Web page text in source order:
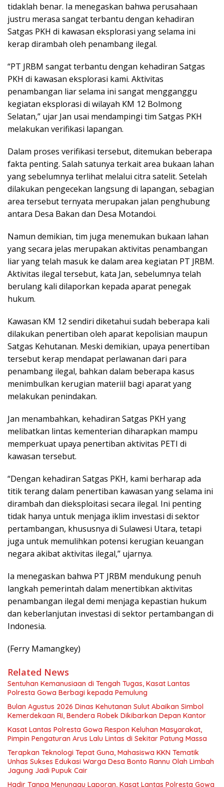
tidaklah benar. Ia menegaskan bahwa perusahaan
justru merasa sangat terbantu dengan kehadiran
Satgas PKH di kawasan eksplorasi yang selama ini
kerap dirambah oleh penambang ilegal.
“PT JRBM sangat terbantu dengan kehadiran Satgas
PKH di kawasan eksplorasi kami. Aktivitas
penambangan liar selama ini sangat mengganggu
kegiatan eksplorasi di wilayah KM 12 Bolmong
Selatan,” ujar Jan usai mendampingi tim Satgas PKH
melakukan verifikasi lapangan.
Dalam proses verifikasi tersebut, ditemukan beberapa
fakta penting. Salah satunya terkait area bukaan lahan
yang sebelumnya terlihat melalui citra satelit. Setelah
dilakukan pengecekan langsung di lapangan, sebagian
area tersebut ternyata merupakan jalan penghubung
antara Desa Bakan dan Desa Motandoi.
Namun demikian, tim juga menemukan bukaan lahan
yang secara jelas merupakan aktivitas penambangan
liar yang telah masuk ke dalam area kegiatan PT JRBM.
Aktivitas ilegal tersebut, kata Jan, sebelumnya telah
berulang kali dilaporkan kepada aparat penegak
hukum.
Kawasan KM 12 sendiri diketahui sudah beberapa kali
dilakukan penertiban oleh aparat kepolisian maupun
Satgas Kehutanan. Meski demikian, upaya penertiban
tersebut kerap mendapat perlawanan dari para
penambang ilegal, bahkan dalam beberapa kasus
menimbulkan kerugian materiil bagi aparat yang
melakukan penindakan.
Jan menambahkan, kehadiran Satgas PKH yang
melibatkan lintas kementerian diharapkan mampu
memperkuat upaya penertiban aktivitas PETI di
kawasan tersebut.
“Dengan kehadiran Satgas PKH, kami berharap ada
titik terang dalam penertiban kawasan yang selama ini
dirambah dan dieksploitasi secara ilegal. Ini penting
tidak hanya untuk menjaga iklim investasi di sektor
pertambangan, khususnya di Sulawesi Utara, tetapi
juga untuk memulihkan potensi kerugian keuangan
negara akibat aktivitas ilegal,” ujarnya.
Ia menegaskan bahwa PT JRBM mendukung penuh
langkah pemerintah dalam menertibkan aktivitas
penambangan ilegal demi menjaga kepastian hukum
dan keberlanjutan investasi di sektor pertambangan di
Indonesia.
(Ferry Mamangkey)
Related News
Sentuhan Kemanusiaan di Tengah Tugas, Kasat Lantas
Polresta Gowa Berbagi kepada Pemulung
Bulan Agustus 2026 Dinas Kehutanan Sulut Abaikan Simbol
Kemerdekaan RI, Bendera Robek Dikibarkan Depan Kantor
Kasat Lantas Polresta Gowa Respon Keluhan Masyarakat,
Pimpin Pengaturan Arus Lalu Lintas di Sekitar Patung Massa
Terapkan Teknologi Tepat Guna, Mahasiswa KKN Tematik
Unhas Sukses Edukasi Warga Desa Bonto Rannu Olah Limbah
Jagung Jadi Pupuk Cair
Hadir Tanpa Menunggu Laporan, Kasat Lantas Polresta Gowa